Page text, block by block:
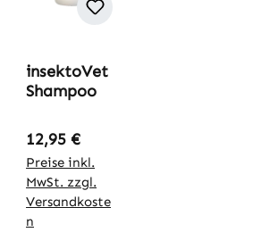
insektoVet
Shampoo
Regulärer Preis:
12,95 €
Preise inkl.
MwSt. zzgl.
Versandkoste
n